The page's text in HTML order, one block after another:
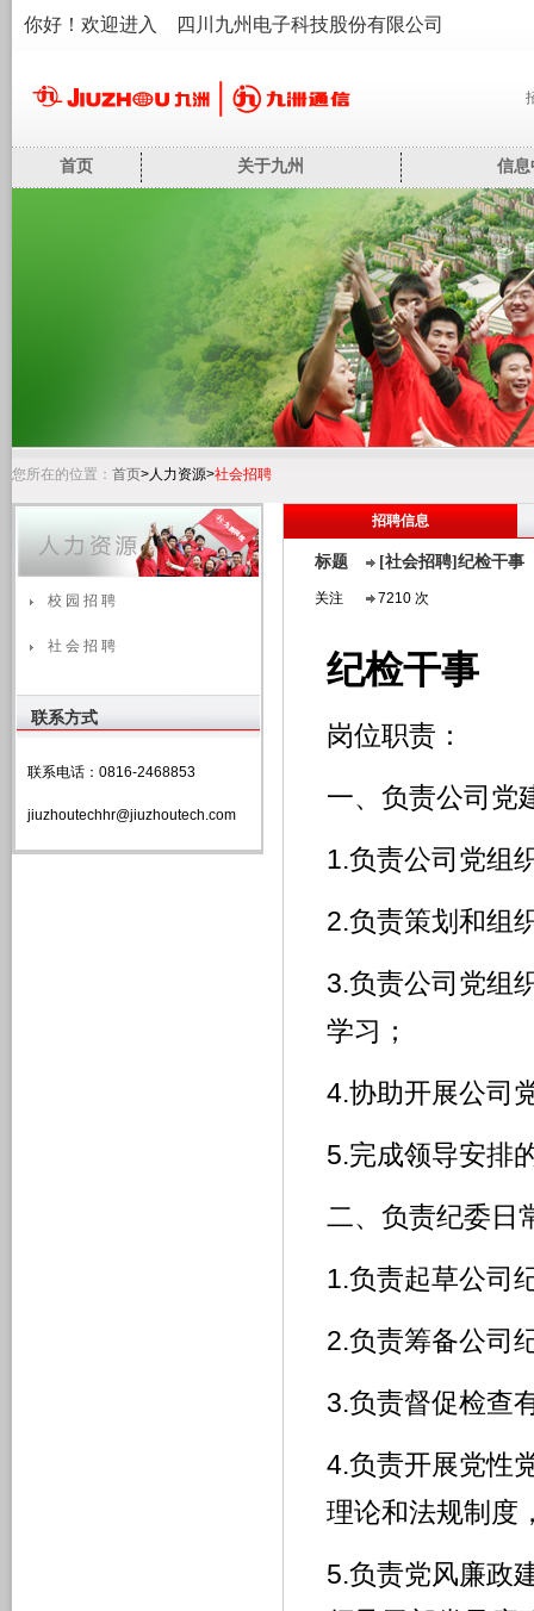
你好！欢迎进入 四川九州电子科技股份有限公司
首页 关于九州 信
您所在的位置： 首页>人力资源>社会招聘
校 园 招 聘
社 会 招 聘
联系方式
联系电话：0816-2468853
jiuzhoutechhr@jiuzhoutech.com
招聘信息
标题 [社会招聘]纪检干事
关注 7210 次
纪检干事
岗位职责：
一、负责公司党
1.负责公司党组
2.负责策划和组
3.负责公司党组
学习；
4.协助开展公司
5.完成领导安排
二、负责纪委日
1.负责起草公司
2.负责筹备公司
3.负责督促检查
4.负责开展党性
理论和法规制度
5.负责党风廉政